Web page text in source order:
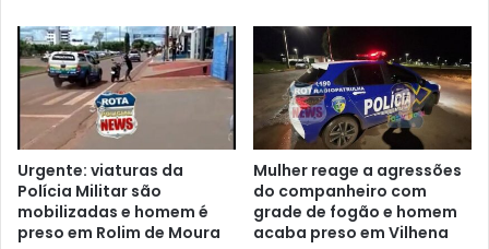
Urgente: viaturas da
Polícia Militar são
mobilizadas e homem é
preso em Rolim de Moura
Mulher reage a agressões
do companheiro com
grade de fogão e homem
acaba preso em Vilhena